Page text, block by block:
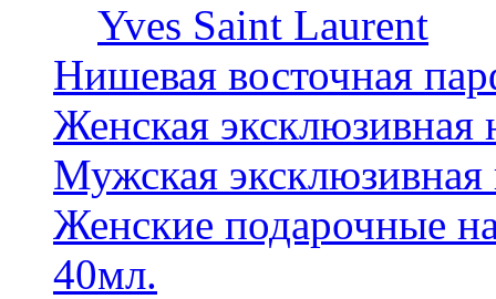
Yves Saint Laurent
Нишевая восточная
Женская
Мужская
Женские подарочные
40мл.